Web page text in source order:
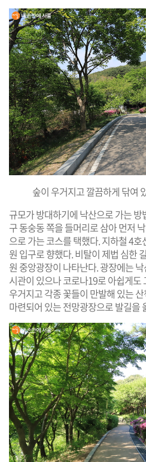
숲이 우거지고 깔끔하게 닦여
규모가 방대하기에 낙산으로 가는
구 동숭동 쪽을 들머리로 삼아 먼저
으로 가는 코스를 택했다. 지하철 4
원 입구로 향했다. 비탈이 제법 심한
원 중앙광장이 나타난다. 광장에는
시관이 있으나 코로나19로 아쉽게도
우거지고 각종 꽃들이 만발해 있는
마련되어 있는 전망광장으로 발길을